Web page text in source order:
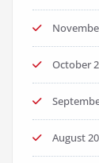
October
August